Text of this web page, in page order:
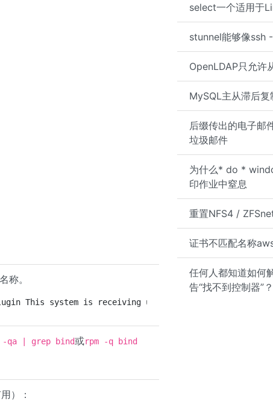
select一个适用于
stunnel能够像ssh
OpenLDAP只允许
MySQL主从滞后复
后缀传出的电子邮
垃圾邮件
为什么* do *
印作业中窒息
重置NFS4 /
证书不匹配名称
任何人都知道如何
告“找不到控制器”？
称。
This system is receiving updates from RHN
-qa | grep bind或rpm -q bind
）：